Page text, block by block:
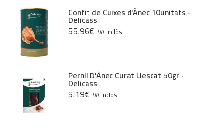
Parés Confit de Cuixes d'Ànec 10unitats -
Delicass
55.96€ IVA Inclòs
Pernil D'Ànec Curat Llescat 50gr ·
Delicass
5.19€ IVA Inclòs